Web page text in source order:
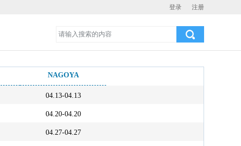
登录 注册
NAGOYA
04.13-04.13
04.20-04.20
04.27-04.27